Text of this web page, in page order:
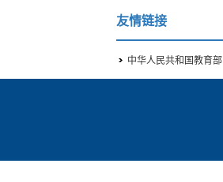
友情链接
中华人民共和国教育部